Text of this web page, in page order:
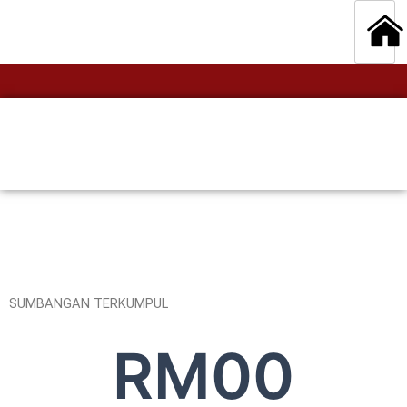
SUMBANGAN TERKUMPUL
RM00